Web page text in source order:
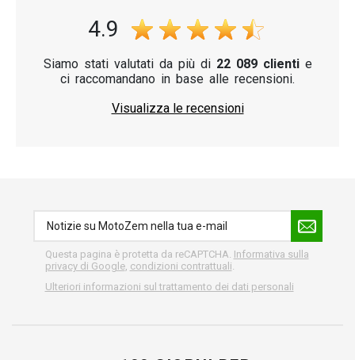
4.9
Siamo stati valutati da più di 22 089 clientie
ci raccomandano in base alle recensioni.
Visualizza le recensioni
Questa pagina è protetta da reCAPTCHA. Informativa sulla
privacy di Google, condizioni contrattuali.
Ulteriori informazioni sul trattamento dei dati personali